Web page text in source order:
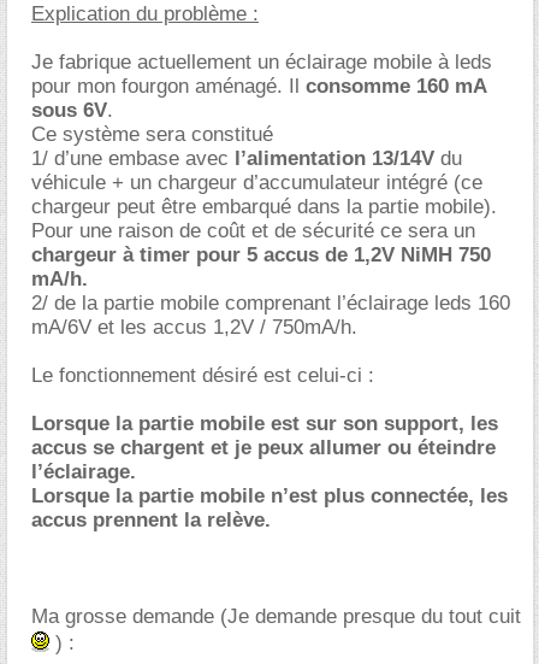
Explication du problème :
Je fabrique actuellement un éclairage mobile à leds
pour mon fourgon aménagé. Il consomme 160 mA
sous 6V.
Ce système sera constitué
1/ d’une embase avec l’alimentation 13/14V du
véhicule + un chargeur d’accumulateur intégré (ce
chargeur peut être embarqué dans la partie mobile).
Pour une raison de coût et de sécurité ce sera un
chargeur à timer pour 5 accus de 1,2V NiMH 750
mA/h.
2/ de la partie mobile comprenant l’éclairage leds 160
mA/6V et les accus 1,2V / 750mA/h.
Le fonctionnement désiré est celui-ci :
Lorsque la partie mobile est sur son support, les
accus se chargent et je peux allumer ou éteindre
l’éclairage.
Lorsque la partie mobile n’est plus connectée, les
accus prennent la relève.
Ma grosse demande (Je demande presque du tout cuit
) :